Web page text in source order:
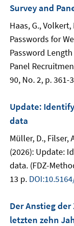
Survey and
Haas, G.,
Passwords for
Password
Panel
90, No. 2, p. 361-
Update:
data
Müller, D., Filser,
(2026): Update:
data. (FDZ-
13 p.
Der Anstieg
letzten zehn